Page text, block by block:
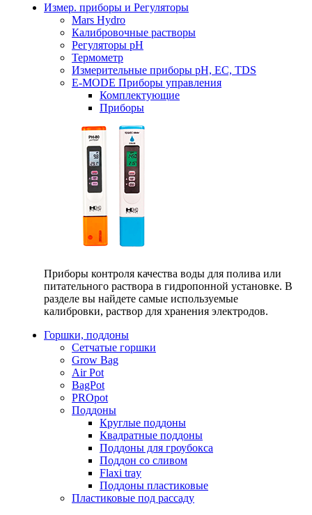
Измер. приборы и Регуляторы
Mars Hydro
Калибровочные растворы
Регуляторы рН
Термометр
Измерительные приборы pH, EC, TDS
E-MODE Приборы управления
Комплектующие
Приборы
Приборы контроля качества воды для полива или
питательного раствора в гидропонной установке. В
разделе вы найдете самые используемые
калибровки, раствор для хранения электродов.
Горшки, поддоны
Сетчатые горшки
Grow Bag
Air Pot
BagPot
PROpot
Поддоны
Круглые поддоны
Квадратные поддоны
Поддоны для гроубокса
Поддон со сливом
Flaxi tray
Поддоны пластиковые
Пластиковые под рассаду